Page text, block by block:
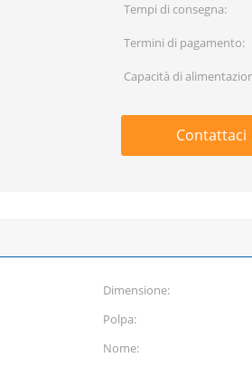
Tempi di consegna:
Termini di pagamento:
Capacità di
Contattaci
Dimensione:
Polpa:
Nome: